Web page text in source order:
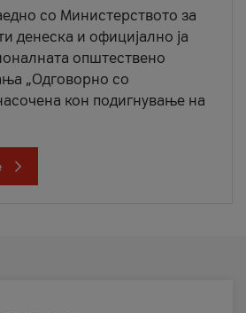
со Министерството за
денеска и официјално ја
општествено
„Одговорно со
кон подигнување на